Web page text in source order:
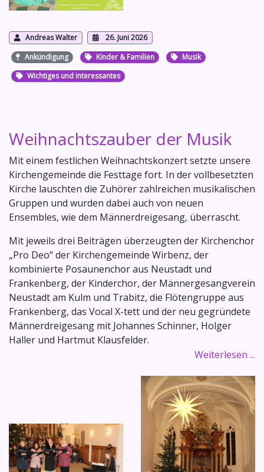
Andreas Walter
26. Juni 2026
Ankündigung
Kinder & Familien
Musik
Wichtiges und Interessantes
Weihnachtszauber der Musik
Mit einem festlichen Weihnachtskonzert setzte unsere
Kirchengemeinde die Festtage fort. In der vollbesetzten
Kirche lauschten die Zuhörer zahlreichen musikalischen
Gruppen und wurden dabei auch von neuen
Ensembles, wie dem Männerdreigesang, überrascht.
Mit jeweils drei Beiträgen überzeugten der Kirchenchor
„Pro Deo“ der Kirchengemeinde Wirbenz, der
kombinierte Posaunenchor aus Neustadt und
Frankenberg, der Kinderchor, der Männergesangverein
Neustadt am Kulm und Trabitz, die Flötengruppe aus
Frankenberg, das Vocal X-tett und der neu gegründete
Männerdreigesang mit Johannes Schinner, Holger
Haller und Hartmut Klausfelder.
Weiterlesen ...